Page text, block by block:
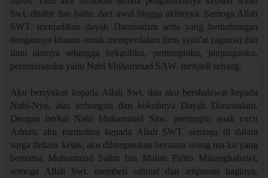
Swt. dhahir dan batin, dari awal hingga akhirnya. Semoga Allah
SWT. menjadikan dayah Darussalam serta yang berhubungan
dengannya khusus untuk memperdalam ilmu syari'at (agama) dan
ilmu alatnya sehingga kekasihku, pemimpinku, junjunganku,
perantaraanku yaitu Nabi Muhammad SAW. menjadi senang.
Aku bersyukur kepada Allah Swt. dan aku bershalawat kepada
Nabi-Nya, atas terbangun dan kokohnya Dayah Darussalam.
Dengan berkat Nabi Muhammad Saw. pemimpin anak cucu
Adnan, aku memohon kepada Allah SWT. semoga di dalam
surga firdaus kelak, aku dihimpunkan bersama orang tua-ku yang
bernama Muhammad Salim bin Malim Palito Minangkabawi,
semoga Allah Swt. memberi rahmat dan ampunan baginya,